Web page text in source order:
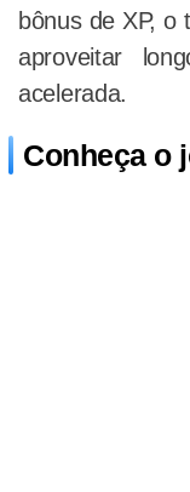
bônus de XP, o
aproveitar
acelerada.
Conheça o